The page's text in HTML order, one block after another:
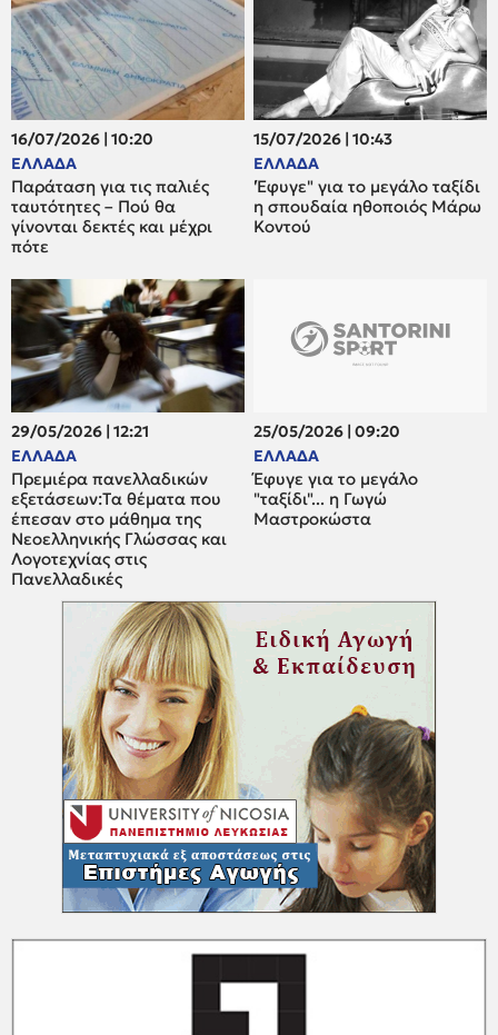
16/07/2026 | 10:20
ΕΛΛΑΔΑ
Παράταση για τις παλιές
ταυτότητες – Πού θα
γίνονται δεκτές και μέχρι
πότε
15/07/2026 | 10:43
ΕΛΛΑΔΑ
'Έφυγε" για το μεγάλο ταξίδι
η σπουδαία ηθοποιός Μάρω
Κοντού
29/05/2026 | 12:21
ΕΛΛΑΔΑ
Πρεμιέρα πανελλαδικών
εξετάσεων:Tα θέματα που
έπεσαν στο μάθημα της
Νεοελληνικής Γλώσσας και
Λογοτεχνίας στις
Πανελλαδικές
25/05/2026 | 09:20
ΕΛΛΑΔΑ
Έφυγε για το μεγάλο
"ταξίδι"... η Γωγώ
Μαστροκώστα